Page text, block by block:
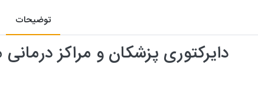
توضیحات
دایرکتوری پزشکان و مراکز